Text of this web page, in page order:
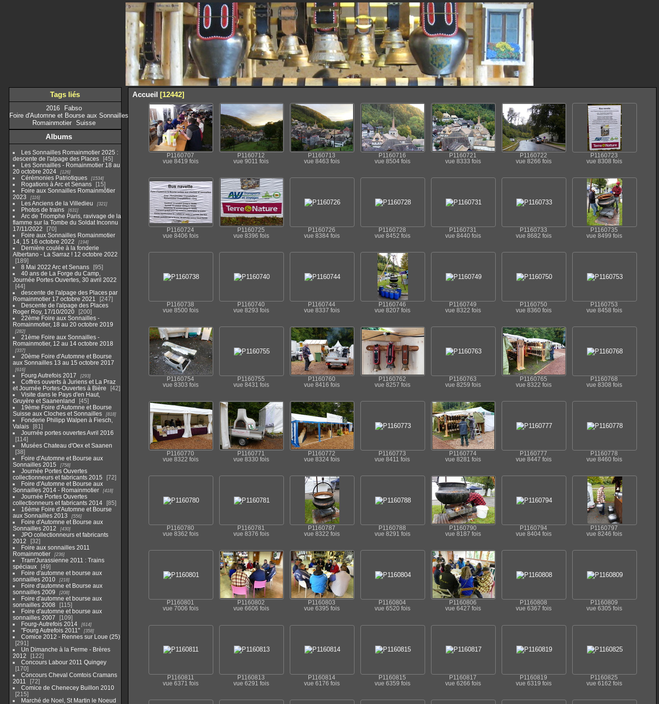
Tags liés
2016
Fabso
Foire d'Automne et Bourse aux Sonnailles
Romainmotier
Suisse
Albums
Les Sonnailles Romainmotier 2025 :
descente de l'alpage des Places
45
Les Sonnailles - Romainmotier 18 au
20 octobre 2024
126
Cérémonies Patriotiques 1534
Rogations à Arc et Senans
15
Foire aux Sonnailles Romainmôtier
2023
116
Les Anciens de la Villedieu 321
Photos de trains 631
Arc de Triomphe Paris, ravivage de la
flamme sur la Tombe du Soldat Inconnu
17/11/2022
70
Foire aux Sonnailles Romainmotier
14, 15 16 octobre 2022
194
Dernière coulée à la fonderie
Albertano - La Sarraz ! 12 octobre 2022
189
8 Mai 2022 Arc et Senans
95
40 ans de La Forge du Camp,
Journée Portes Ouvertes, 30 avril 2022
44
descente de l'alpage des Places par
Romainmotier 17 octobre 2021
247
Descente de l'alpage des Places
Roger Roy, 17/10/2020
200
22ème Foire aux Sonnailles -
Romainmotier, 18 au 20 octobre 2019
282
21ème Foire aux Sonnailles -
Romainmotier, 12 au 14 octobre 2018
337
20ème Foire d'Automne et Bourse
aux Sonnailles 13 au 15 octobre 2017
616
Fourg Autrefois 2017 293
Coffres ouverts à Juriens et La Praz
et Journée Portes-Ouvertes à Bière
42
Visite dans le Pays d'en Haut,
Gruyère et Saanenland
45
19ème Foire d'Automne et Bourse
Suisse aux Cloches et Sonnailles
818
Fonderie Philipp Walpen à Fiesch,
Valais
81
Journée portes ouvertes Avril 2016
114
Musées Chateau d'Oex et Saanen
38
Foire d'Automne et Bourse aux
Sonnailles 2015
758
Journée Portes Ouvertes
collectionneurs et fabricants 2015
72
Foire d'Automne et Bourse aux
Sonnailles 2014 - Romainmotier
418
Journée Portes Ouvertes
collectionneurs et fabricants 2014
85
16ème Foire d'Automne et Bourse
aux Sonnailles 2013
556
Foire d'Automne et Bourse aux
Sonnailles 2012
430
JPO collectionneurs et fabricants
2012
32
Foire aux sonnailles 2011
Romainmotier
236
Tram'Jurassienne 2011 : Trains
spéciaux
49
Foire d'automne et bourse aux
sonnailles 2010
218
Foire d'automne et Bourse aux
sonnailles 2009
208
Foire d'automne et bourse aux
sonnailles 2008
115
Foire d'automne et bourse aux
sonnailles 2007
109
Fourg-Autrefois 2014
614
"Fourg Autrefois 2011" 358
Comice 2012 - Rennes sur Loue (25)
291
Un Dimanche à la Ferme - Brères
2012
122
Concours Labour 2011 Quingey
170
Concours Cheval Comtois Cramans
2011
72
Comice de Chenecey Buillon 2010
215
Marché de Noel, St Martin le Noeud
Accueil 12442
P1160707
vue 8419 fois
P1160712
vue 9011 fois
P1160713
vue 8463 fois
P1160716
vue 8504 fois
P1160721
vue 8333 fois
P1160722
vue 8266 fois
P1160723
vue 8308 fois
P1160724
vue 8406 fois
P1160725
vue 8396 fois
P1160726
vue 8384 fois
P1160728
vue 8452 fois
P1160731
vue 8440 fois
P1160733
vue 8682 fois
P1160735
vue 8499 fois
P1160738
vue 8500 fois
P1160740
vue 8293 fois
P1160744
vue 8337 fois
P1160746
vue 8207 fois
P1160749
vue 8322 fois
P1160750
vue 8360 fois
P1160753
vue 8458 fois
P1160754
vue 8303 fois
P1160755
vue 8431 fois
P1160760
vue 8416 fois
P1160762
vue 8257 fois
P1160763
vue 8259 fois
P1160765
vue 8322 fois
P1160768
vue 8308 fois
P1160770
vue 8322 fois
P1160771
vue 8330 fois
P1160772
vue 8324 fois
P1160773
vue 8411 fois
P1160774
vue 8281 fois
P1160777
vue 8447 fois
P1160778
vue 8460 fois
P1160780
vue 8362 fois
P1160781
vue 8376 fois
P1160787
vue 8322 fois
P1160788
vue 8291 fois
P1160790
vue 8187 fois
P1160794
vue 8404 fois
P1160797
vue 8246 fois
P1160801
vue 7006 fois
P1160802
vue 6606 fois
P1160803
vue 6395 fois
P1160804
vue 6520 fois
P1160806
vue 6427 fois
P1160808
vue 6367 fois
P1160809
vue 6305 fois
P1160811
vue 6371 fois
P1160813
vue 6291 fois
P1160814
vue 6176 fois
P1160815
vue 6359 fois
P1160817
vue 6266 fois
P1160819
vue 6319 fois
P1160825
vue 6162 fois